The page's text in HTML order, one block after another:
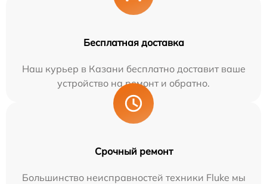
Бесплатная доставка
Наш курьер в Казани бесплатно доставит ваше
устройство на ремонт и обратно.
Срочный ремонт
Большинство неисправностей техники Fluke мы